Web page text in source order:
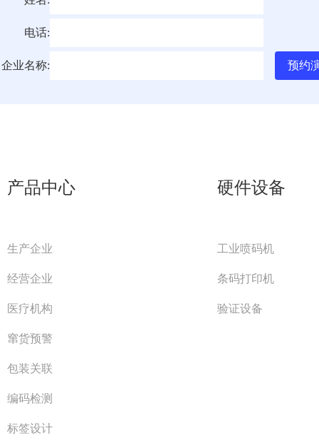
电话:
企业名称:
产品中心
生产企业
经营企业
医疗机构
窜货预警
包装关联
编码检测
标签设计
硬件设备
工业喷码机
条码打印机
验证设备